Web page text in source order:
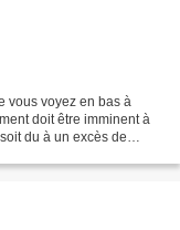
vous voyez en bas à
doit être imminent à
du à un excès de